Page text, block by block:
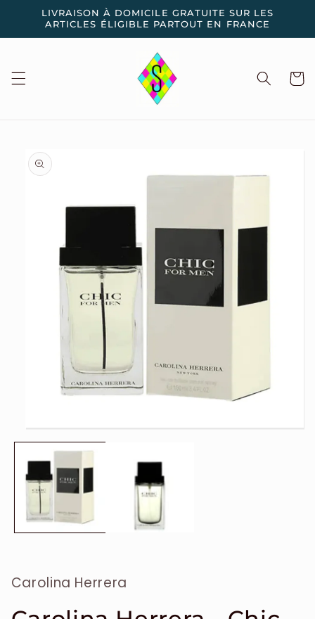
passer
contenu
LIVRAISON À DOMICILE GRATUITE SUR LES
ARTICLES ÉLIGIBLE PARTOUT EN FRANCE
Panier
Passer aux
informations
produits
le
1
dans
une
fenêtre
Carolina Herrera